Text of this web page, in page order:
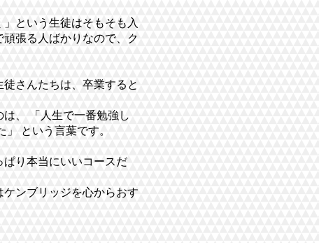
という生徒はそもそも入
張る人ばかりなので、ク
さんたちは、卒業すると
、 「人生で一番勉強し
という言葉です。
り本当にいいコースだ
ンブリッジを心からおす